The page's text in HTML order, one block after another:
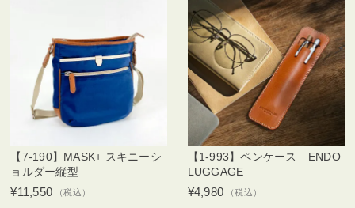
【7-190】MASK+ スキニーシ
ョルダー縦型
¥11,550 （税込）
【1-993】ペンケース ENDO
LUGGAGE
¥4,980 （税込）